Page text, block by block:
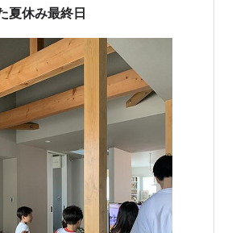
場】ブランド一覧 > その他のブラン
夏休み最終日